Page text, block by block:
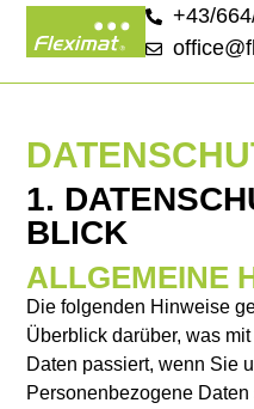
+43/
1.
BLICK
ALLGEMEINE
Die folgenden Hinweise
Überblick darüber, was
Daten passiert, wenn Sie
Personenbezogene